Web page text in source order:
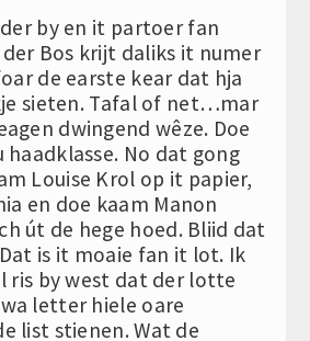
by en it partoer fan
Bos krijt daliks it numer
de earste kear dat hja
sieten. Tafal of net…mar
dwingend wêze. Doe
No dat gong
Louise Krol op it papier,
en doe kaam Manon
út de hege hoed. Bliid dat
is it moaie fan it lot. Ik
ris by west dat der lotte
letter hiele oare
list stienen. Wat de